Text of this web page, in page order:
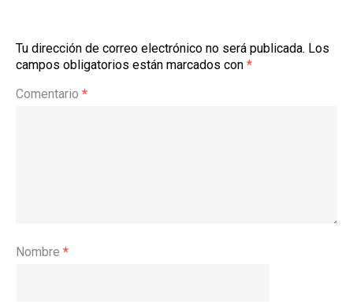
Tu dirección de correo electrónico no será publicada. Los
campos obligatorios están marcados con *
Comentario *
Nombre *